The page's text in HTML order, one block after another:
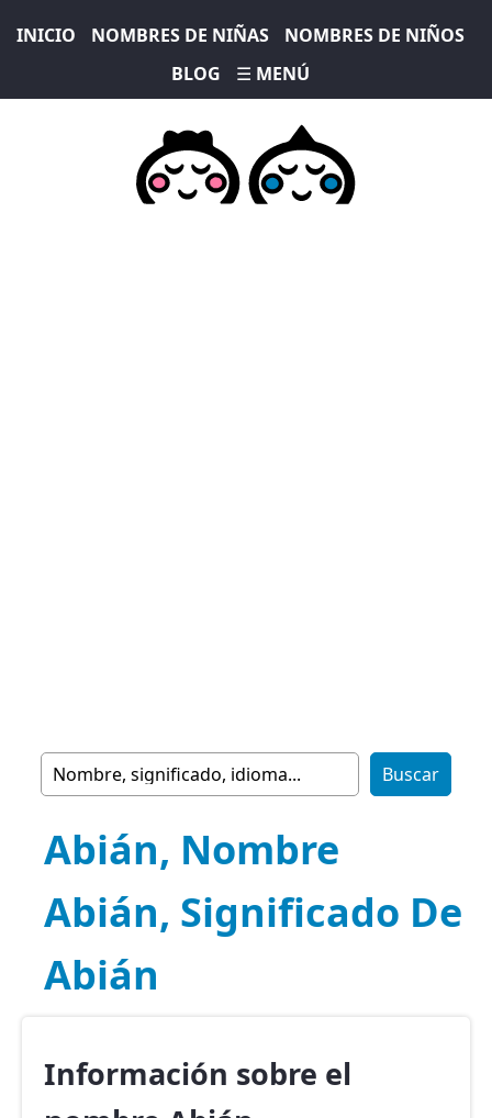
INICIO NOMBRES DE NIÑAS
NOMBRES DE NIÑOS
BLOG
☰ MENÚ
Abián, Nombre
Abián, Significado De
Abián
Información sobre el